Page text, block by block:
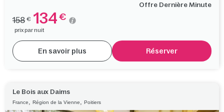
Offre Dernière Minute
158 € 134 €
prix par nuit
En savoir plus Réserver
Le Bois aux Daims
France Région de la Vienne Poitiers